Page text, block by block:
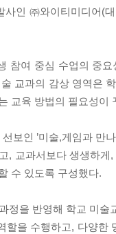
사인 ㈜와이티미디어(
참여 중심 수업의 중
교과의 감상 영역은
교육 방법의 필요성이
보인 ’미술,게임과 만
, 교과서보다 생생하
수 있도록 구성했다.
정을 반영해 학교 미술
할을 수행하고, 다양